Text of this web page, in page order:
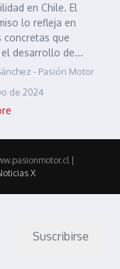
en Chile. El
lo refleja en
concretas que
desarrollo de...
- Pasión Motor
de 2024
|
X
Suscribirse